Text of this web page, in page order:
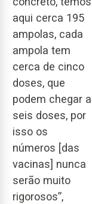
aqui cerca 195
ampolas, cada
ampola tem
cerca de cinco
doses, que
podem chegar a
seis doses, por
isso os
números [das
vacinas] nunca
serão muito
rigorosos”,